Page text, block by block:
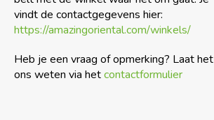
vindt de contactgegevens hier:
https://amazingoriental.com/winkels/
Heb je een vraag of opmerking? Laat het
ons weten via hetcontactformulier